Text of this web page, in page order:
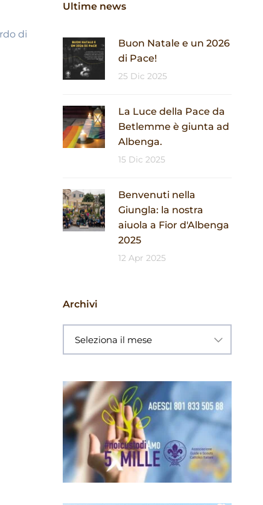
di
Ultime news
Buon Natale e un 2026
di Pace!
25 Dic 2025
La Luce della Pace da
Betlemme è giunta ad
Albenga.
15 Dic 2025
Benvenuti nella
Giungla: la nostra
aiuola a Fior d'Albenga
2025
12 Apr 2025
Archivi